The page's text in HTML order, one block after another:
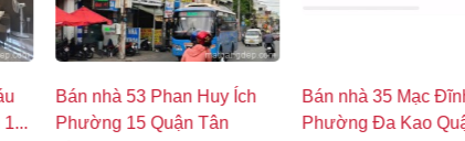
Bán nhà 76/12 Tôn Thất
Thuyết Quận 4
Bán nhà mặt hẻm 405.12B
(Bên Phải) Đường Xô Viết